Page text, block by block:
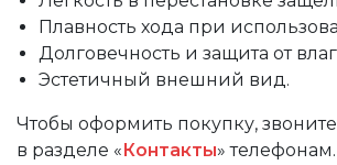
Плавность хода при
Долговечность и защита от
Эстетичный внешний вид.
Чтобы оформить покупку,
в разделе «Контакты»